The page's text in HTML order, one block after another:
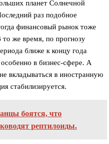
планет Солнечной
раз подобное
финансовый рынок тоже
же время, по прогнозу
ближе к концу года
в бизнес-сфере. А
вкладываться в иностранную
стабилизируется.
боятся, что
рептилоиды.